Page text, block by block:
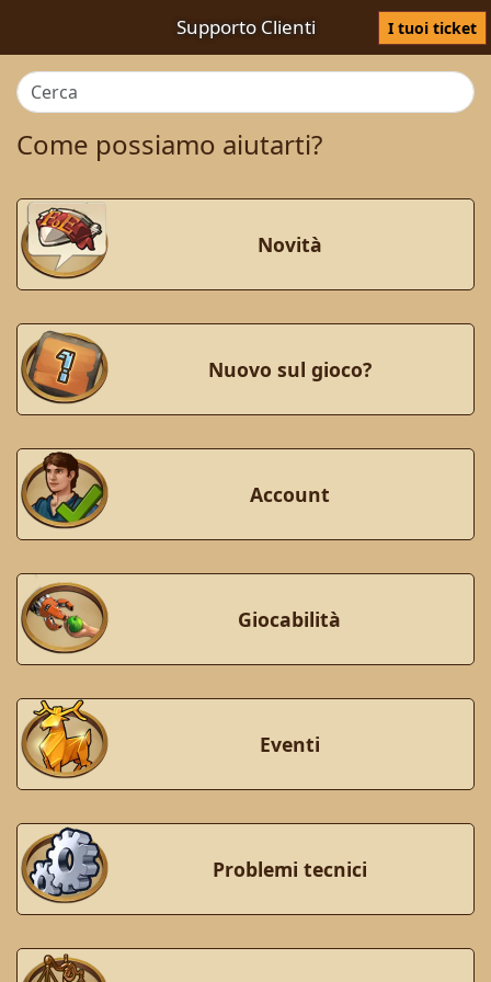
Supporto Clienti I tuoi ticket
Come possiamo aiutarti?
Novità
Nuovo sul gioco?
Account
Giocabilità
Eventi
Problemi tecnici